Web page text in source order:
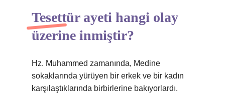
Tesettür ayeti hangi olay
üzerine inmiştir?
Hz. Muhammed zamanında, Medine
sokaklarında yürüyen bir erkek ve bir kadın
karşılaştıklarında birbirlerine bakıyorlardı.